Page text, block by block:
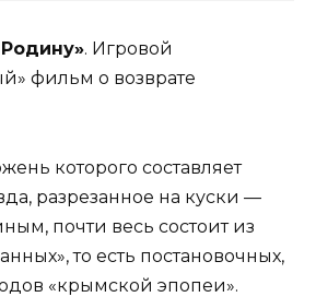
. Игровой
фильм о возврате
которого составляет
разрезанное на куски —
почти весь состоит из
то есть постановочных,
«крымской эпопеи».